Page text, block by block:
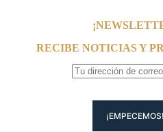
RECIBE NOTICIAS Y